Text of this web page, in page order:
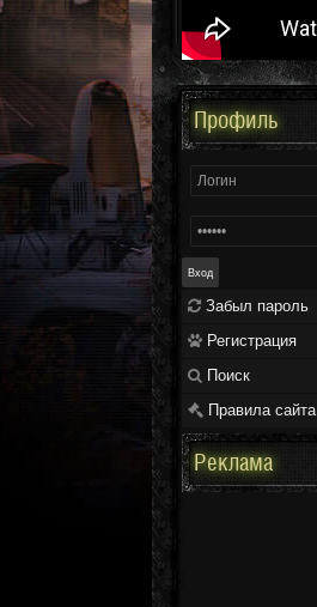
Профиль
Забыл пароль
Регистрация
Поиск
Правила сайта
Реклама